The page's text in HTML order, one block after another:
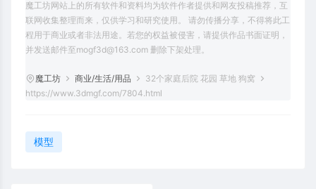
魔工坊网站上的所有软件和资料均为软件作者提供和网友投稿推荐，互
联网收集整理而来，仅供学习和研究使用。 请勿传播分享，不得将此工
程用于商业或者非法用途。若您的权益被侵害，请提供作品书面证明，
并发送邮件至mogf3d@163.com 删除下架处理。
魔工坊 商业/生活/用品
32个家庭后院 花园 草地 狗窝
https://www.3dmgf.com/7804.html
模型